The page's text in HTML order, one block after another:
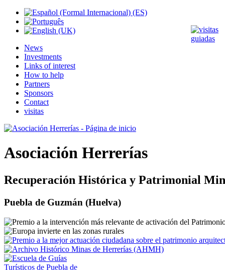
News
Investments
Links of interest
How to help
Partners
Sponsors
Contact
visitas
Asociación Herrerías
Recuperación Histórica y Patrimonial
Puebla de Guzmán (Huelva)